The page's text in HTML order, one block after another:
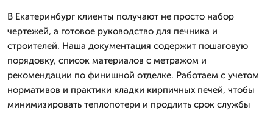
В Екатеринбург клиенты получают не просто набор
чертежей, а готовое руководство для печника и
строителей. Наша документация содержит пошаговую
порядовку, список материалов с метражом и
рекомендации по финишной отделке. Работаем с учетом
нормативов и практики кладки кирпичных печей, чтобы
минимизировать теплопотери и продлить срок службы